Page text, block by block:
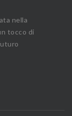
nella
tocco di